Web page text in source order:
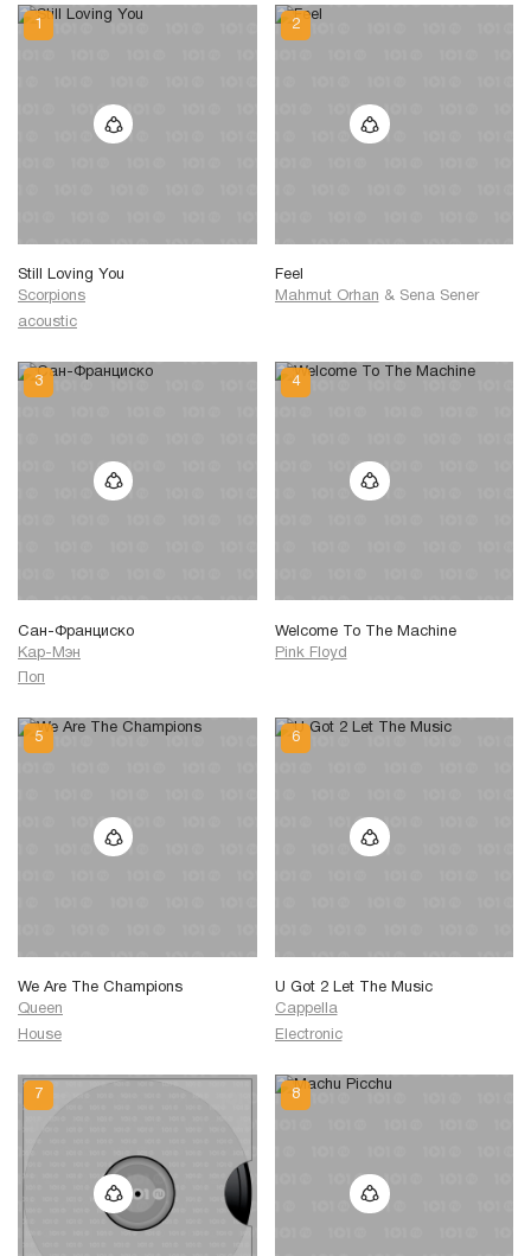
Still Loving You
Scorpions
acoustic
Feel
Mahmut Orhan & Sena Sener
Сан-Франциско
Кар-Мэн
Поп
Welcome To The Machine
Pink Floyd
We Are The Champions
Queen
House
U Got 2 Let The Music
Cappella
Electronic